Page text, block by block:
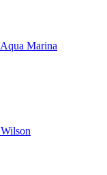
Aqua Marina
Wilson